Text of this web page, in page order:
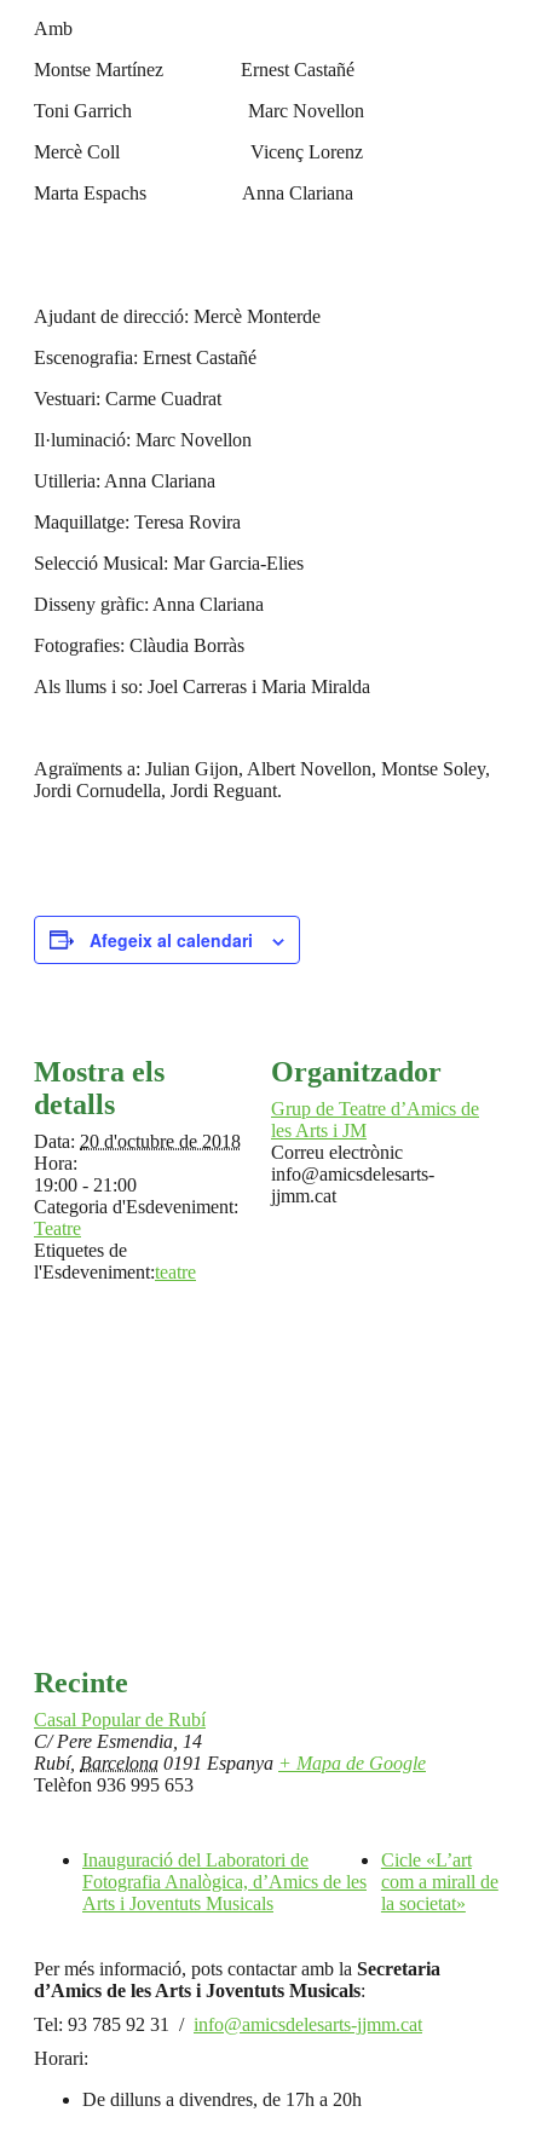
Amb
Montse Martínez Ernest Castañé
Toni Garrich Marc Novellon
Mercè Coll Vicenç Lorenz
Marta Espachs Anna Clariana
Ajudant de direcció: Mercè Monterde
Escenografia: Ernest Castañé
Vestuari: Carme Cuadrat
Il·luminació: Marc Novellon
Utilleria: Anna Clariana
Maquillatge: Teresa Rovira
Selecció Musical: Mar Garcia-Elies
Disseny gràfic: Anna Clariana
Fotografies: Clàudia Borràs
Als llums i so: Joel Carreras i Maria Miralda
Agraïments a: Julian Gijon, Albert Novellon, Montse Soley,
Jordi Cornudella, Jordi Reguant.
Afegeix al calendari
Mostra els
detalls
Data: 20 d'octubre de 2018
Hora:
19:00 - 21:00
Categoria d'Esdeveniment:
Teatre
Etiquetes de
l'Esdeveniment:teatre
Organitzador
Grup de Teatre d’Amics de
les Arts i JM
Correu electrònic
info@amicsdelesarts-
jjmm.cat
Recinte
Casal Popular de Rubí
C/ Pere Esmendia, 14
Rubí, Barcelona 0191 Espanya + Mapa de Google
Telèfon 936 995 653
Inauguració del Laboratori de
Fotografia Analògica, d’Amics de les
Arts i Joventuts Musicals
Cicle «L’art
com a mirall de
la societat»
Per més informació, pots contactar amb la Secretaria
d’Amics de les Arts i Joventuts Musicals:
Tel: 93 785 92 31 / info@amicsdelesarts-jjmm.cat
Horari:
De dilluns a divendres, de 17h a 20h